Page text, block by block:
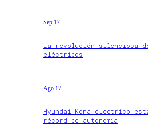
Sep 17
La revolución silenciosa
eléctricos
Ago 17
Hyundai Kona eléctrico
récord de autonomía